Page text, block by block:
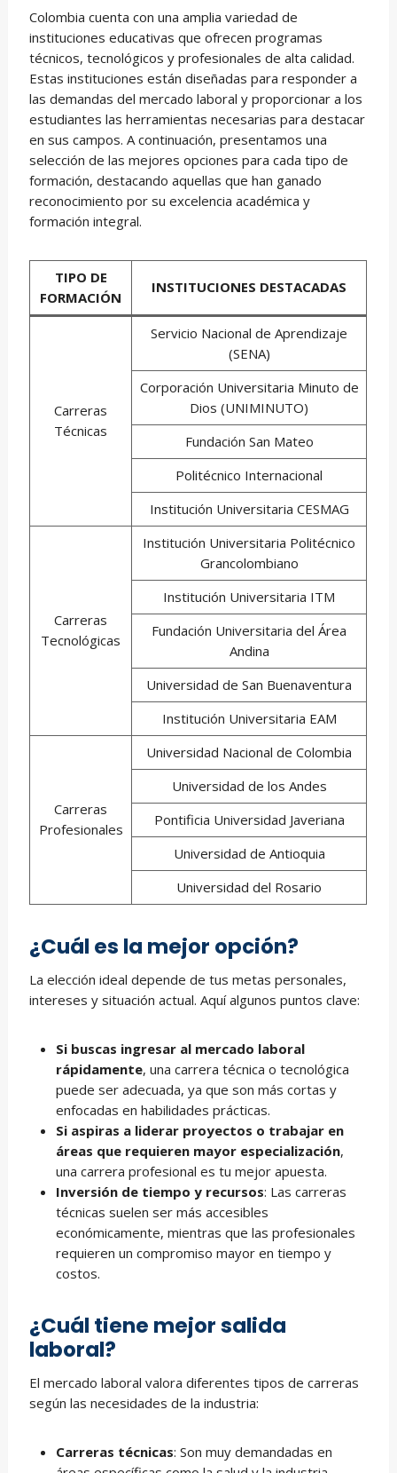
Colombia cuenta con una amplia variedad de
instituciones educativas que ofrecen programas
técnicos, tecnológicos y profesionales de alta calidad.
Estas instituciones están diseñadas para responder a
las demandas del mercado laboral y proporcionar a los
estudiantes las herramientas necesarias para destacar
en sus campos. A continuación, presentamos una
selección de las mejores opciones para cada tipo de
formación, destacando aquellas que han ganado
reconocimiento por su excelencia académica y
formación integral.
TIPO DE
FORMACIÓN
INSTITUCIONES DESTACADAS
Carreras
Técnicas
Servicio Nacional de Aprendizaje
(SENA)
Corporación Universitaria Minuto de
Dios (UNIMINUTO)
Fundación San Mateo
Politécnico Internacional
Institución Universitaria CESMAG
Carreras
Tecnológicas
Institución Universitaria Politécnico
Grancolombiano
Institución Universitaria ITM
Fundación Universitaria del Área
Andina
Universidad de San Buenaventura
Institución Universitaria EAM
Carreras
Profesionales
Universidad Nacional de Colombia
Universidad de los Andes
Pontificia Universidad Javeriana
Universidad de Antioquia
Universidad del Rosario
¿Cuál es la mejor opción?
La elección ideal depende de tus metas personales,
intereses y situación actual. Aquí algunos puntos clave:
Si buscas ingresar al mercado laboral
rápidamente, una carrera técnica o tecnológica
puede ser adecuada, ya que son más cortas y
enfocadas en habilidades prácticas.
Si aspiras a liderar proyectos o trabajar en
áreas que requieren mayor especialización,
una carrera profesional es tu mejor apuesta.
Inversión de tiempo y recursos: Las carreras
técnicas suelen ser más accesibles
económicamente, mientras que las profesionales
requieren un compromiso mayor en tiempo y
costos.
¿Cuál tiene mejor salida
laboral?
El mercado laboral valora diferentes tipos de carreras
según las necesidades de la industria:
Carreras técnicas: Son muy demandadas en